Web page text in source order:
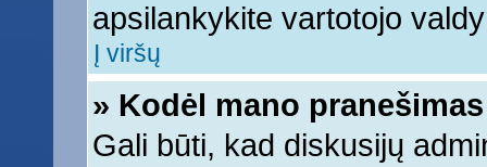
apsilankykite vartotojo
Į viršų
» Kodėl mano
Gali būti, kad diskusijų